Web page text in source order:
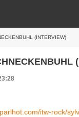
(INTERVIEW)
itw-rock/